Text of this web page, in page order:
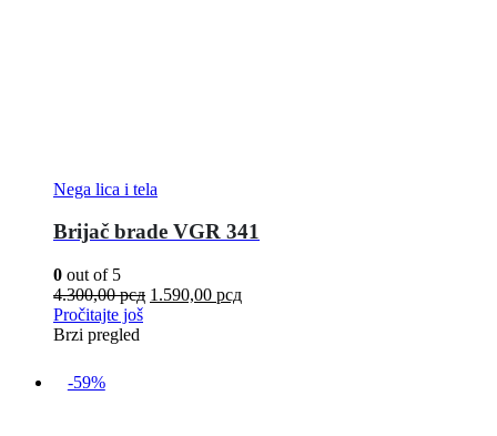
Nega lica i tela
Brijač brade VGR 341
0 out of 5
4.300,00рсд 1.590,00 рсд
Pročitajte još
Brzi pregled
-59%